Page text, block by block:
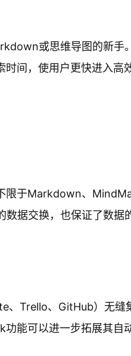
或思维导图的新手
间，使用户更快进入高
限于Markdown、
数据交换，也保证了数据
、Trello、GitHub）无缝
能可以进一步拓展其自